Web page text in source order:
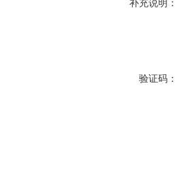
补充说明：
验证码：